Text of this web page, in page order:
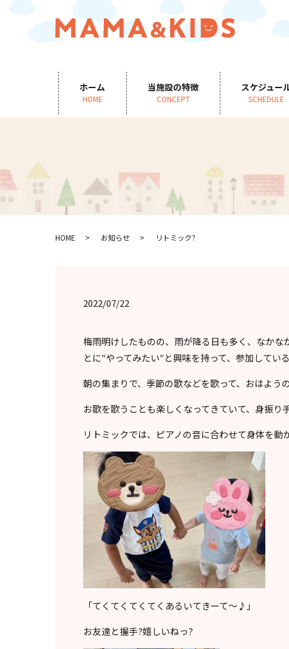
ホーム
HOME
当施設の特徴
CONCEPT
スケジュー
SCHEDULE
HOME お知らせ リトミック?
2022/07/22
梅雨明けしたものの、雨が降る日も多く、なか
とに″やってみたい″と興味を持って、参加してい
朝の集まりで、季節の歌などを歌って、おはよう
お歌を歌うことも楽しくなってきていて、身振
リトミックでは、ピアノの音に合わせて身体を
「てくてくてくてくあるいてきーて〜♪」
お友達と握手?嬉しいねっ?